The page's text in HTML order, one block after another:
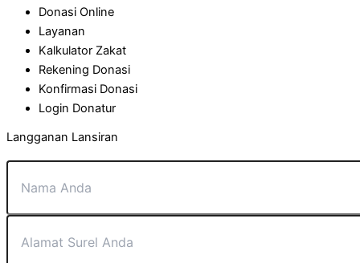
Donasi Online
Layanan
Kalkulator Zakat
Rekening Donasi
Konfirmasi Donasi
Login Donatur
Langganan Lansiran